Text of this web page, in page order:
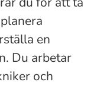
en
Du arbetar
och